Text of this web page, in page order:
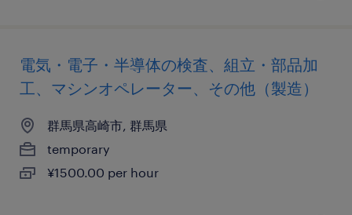
電気・電子・半導体の検査、組立・部品加
工、マシンオペレーター、その他（製造）
群馬県高崎市, 群馬県
temporary
¥1500.00 per hour